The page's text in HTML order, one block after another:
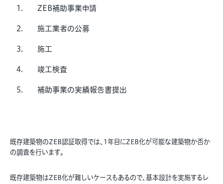
ZEB補助事業申請
施工業者の公募
施工
竣工検査
補助事業の実績報告書提出
既存建築物のZEB認証取得では、1年目にZEB化が可能な建築物か否か
の調査を行います。
既存建築物はZEB化が難しいケースもあるので、基本設計を実施するレ